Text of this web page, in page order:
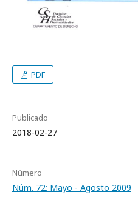
PDF
Publicado
2018-02-27
Número
Núm. 72: Mayo - Agosto 2009